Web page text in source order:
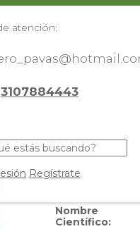
atención:
3107884443
Regístrate
Común:
Nombre
Científico: